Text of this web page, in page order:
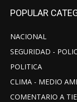
POPULAR
NACIONAL
SEGURIDAD -
POLITICA
CLIMA - MEDIO
COMENTARIO A